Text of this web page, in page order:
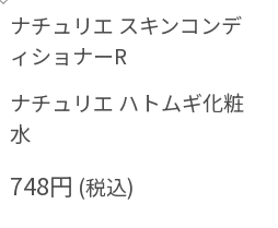
ナチュリエ スキンコンデ
ィショナーR
ナチュリエ ハトムギ化粧
水
748円